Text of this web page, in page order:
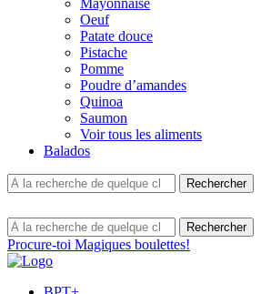
Mayonnaise
Oeuf
Patate douce
Pistache
Pomme
Poudre d’amandes
Quinoa
Saumon
Voir tous les aliments
Balados
Procure-toi Magiques boulettes!